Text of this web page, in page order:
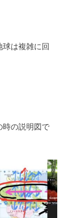
は複雑に回
時の説明図で